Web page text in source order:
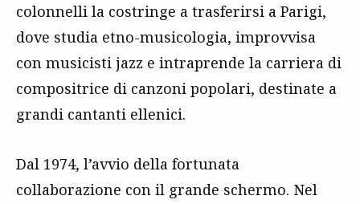
colonnelli la costringe a trasferirsi a Parigi,
dove studia etno-musicologia, improvvisa
con musicisti jazz e intraprende la carriera di
compositrice di canzoni popolari, destinate a
grandi cantanti ellenici.
Dal 1974, l’avvio della fortunata
collaborazione con il grande schermo. Nel